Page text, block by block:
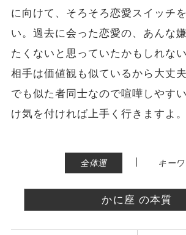
に向けて、そろそろ恋愛スイッチ
い。過去に会った恋愛の、あんな
たくないと思っていたかもしれな
相手は価値観も似ているから大丈夫
でも似た者同士なので喧嘩しやす
け気を付ければ上手く行きますよ。
全体運 | キー
かに座 の本質